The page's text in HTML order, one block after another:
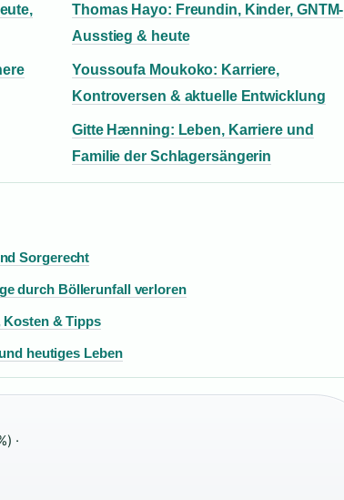
Thomas Hayo: Freundin, Kinder, GNTM-
Ausstieg & heute
Youssoufa Moukoko: Karriere,
Kontroversen & aktuelle Entwicklung
Gitte Hænning: Leben, Karriere und
Familie der Schlagersängerin
Sorgerecht
durch Böllerunfall verloren
Kosten & Tipps
heutiges Leben
·